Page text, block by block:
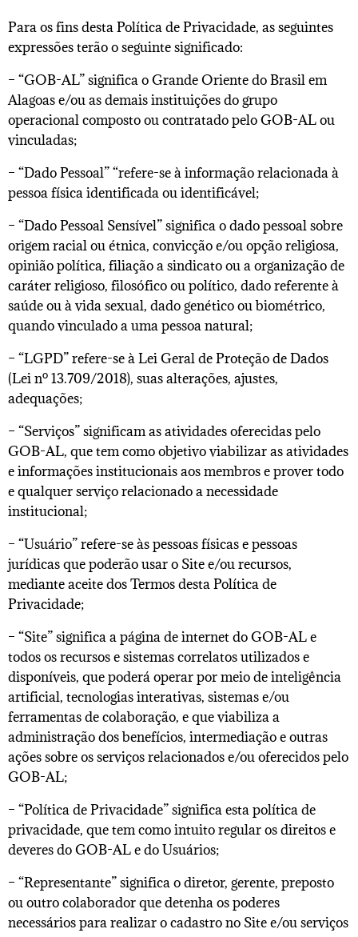
Para os fins desta Política de Privacidade, as seguintes
expressões terão o seguinte significado:
– “GOB-AL” significa o Grande Oriente do Brasil em
Alagoas e/ou as demais instituições do grupo
operacional composto ou contratado pelo GOB-AL ou
vinculadas;
– “Dado Pessoal” “refere-se à informação relacionada à
pessoa física identificada ou identificável;
– “Dado Pessoal Sensível” significa o dado pessoal sobre
origem racial ou étnica, convicção e/ou opção religiosa,
opinião política, filiação a sindicato ou a organização de
caráter religioso, filosófico ou político, dado referente à
saúde ou à vida sexual, dado genético ou biométrico,
quando vinculado a uma pessoa natural;
– “LGPD” refere-se à Lei Geral de Proteção de Dados
(Lei nº 13.709/2018), suas alterações, ajustes,
adequações;
– “Serviços” significam as atividades oferecidas pelo
GOB-AL, que tem como objetivo viabilizar as atividades
e informações institucionais aos membros e prover todo
e qualquer serviço relacionado a necessidade
institucional;
– “Usuário” refere-se às pessoas físicas e pessoas
jurídicas que poderão usar o Site e/ou recursos,
mediante aceite dos Termos desta Política de
Privacidade;
– “Site” significa a página de internet do GOB-AL e
todos os recursos e sistemas correlatos utilizados e
disponíveis, que poderá operar por meio de inteligência
artificial, tecnologias interativas, sistemas e/ou
ferramentas de colaboração, e que viabiliza a
administração dos benefícios, intermediação e outras
ações sobre os serviços relacionados e/ou oferecidos pelo
GOB-AL;
– “Política de Privacidade” significa esta política de
privacidade, que tem como intuito regular os direitos e
deveres do GOB-AL e do Usuários;
– “Representante” significa o diretor, gerente, preposto
ou outro colaborador que detenha os poderes
necessários para realizar o cadastro no Site e/ou serviços